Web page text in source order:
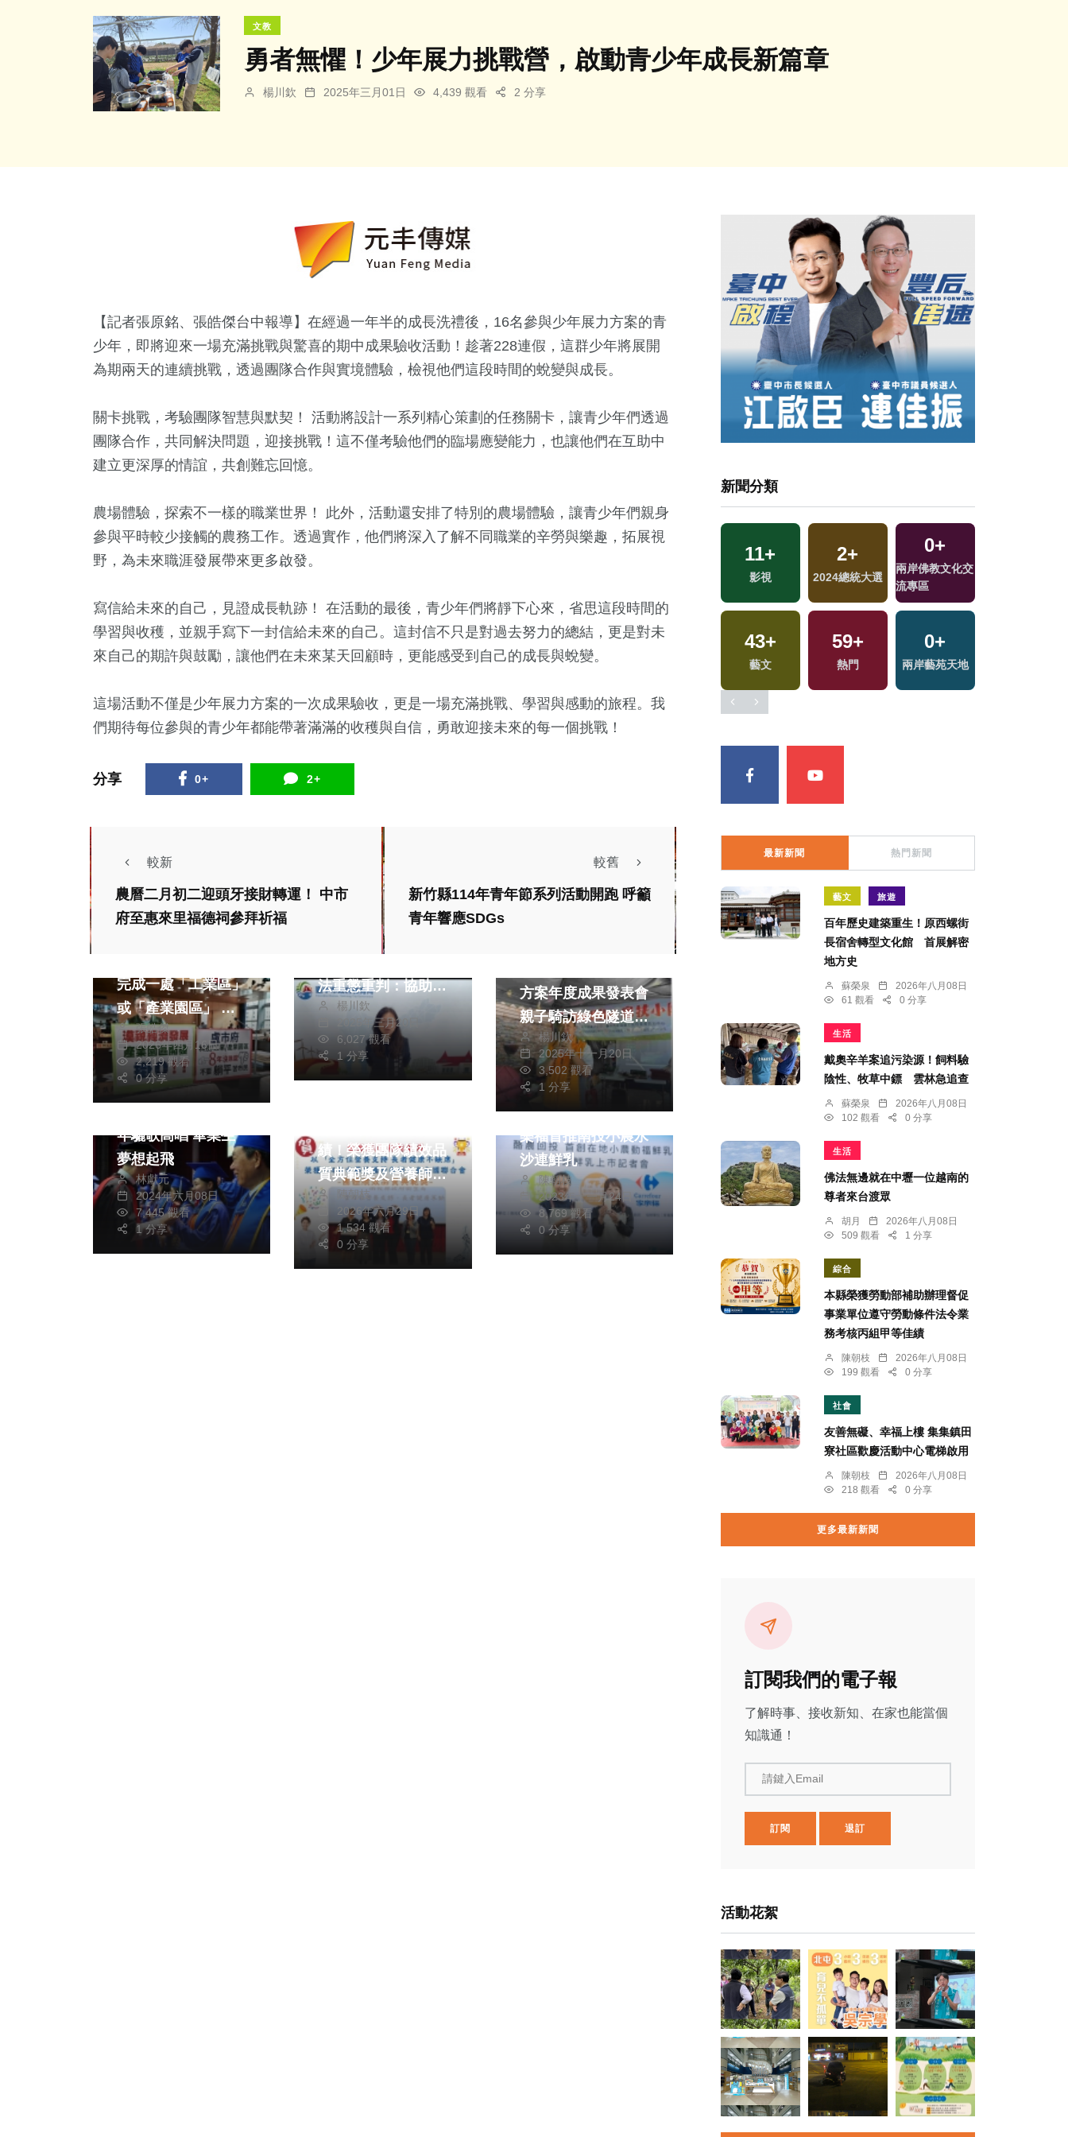
文教
勇者無懼！少年展力挑戰營，啟動青少年成長新篇章
楊川欽 2025年三月01日 4,439 觀看 2 分享
【記者張原銘、張皓傑台中報導】在經過一年半的成長洗禮後，16名參與少年展力方案的青
少年，即將迎來一場充滿挑戰與驚喜的期中成果驗收活動！趁著228連假，這群少年將展開
為期兩天的連續挑戰，透過團隊合作與實境體驗，檢視他們這段時間的蛻變與成長。
關卡挑戰，考驗團隊智慧與默契！ 活動將設計一系列精心策劃的任務關卡，讓青少年們透過
團隊合作，共同解決問題，迎接挑戰！這不僅考驗他們的臨場應變能力，也讓他們在互助中
建立更深厚的情誼，共創難忘回憶。
農場體驗，探索不一樣的職業世界！ 此外，活動還安排了特別的農場體驗，讓青少年們親身
參與平時較少接觸的農務工作。透過實作，他們將深入了解不同職業的辛勞與樂趣，拓展視
野，為未來職涯發展帶來更多啟發。
寫信給未來的自己，見證成長軌跡！ 在活動的最後，青少年們將靜下心來，省思這段時間的
學習與收穫，並親手寫下一封信給未來的自己。這封信不只是對過去努力的總結，更是對未
來自己的期許與鼓勵，讓他們在未來某天回顧時，更能感受到自己的成長與蛻變。
這場活動不僅是少年展力方案的一次成果驗收，更是一場充滿挑戰、學習與感動的旅程。我
們期待每位參與的青少年都能帶著滿滿的收穫與自信，勇敢迎接未來的每一個挑戰！
分享 0+ 2+
較新
農曆二月初二迎頭牙接財轉運！ 中市
府至惠來里福德祠參拜祈福
較舊
新竹縣114年青年節系列活動開跑 呼籲
青年響應SDGs
完成一處「工業區」
或「產業園區」 民
進黨台中市議員李天
生呼籲不要「躺平」
苦了市民
張皓傑
2026年四月16日
2,219 觀看
0 分享
政治
司法放大鏡
中檢起訴棒球教練涉
法重懲重判：協助受
害者求償及國賠 學
校6失職人員各申誡
一次
楊川欽
2025年三月20日
6,027 觀看
1 分享
方案年度成果發表會
親子騎訪綠色隧道共
享成長喜悅
楊川欽
2025年十一月20日
3,502 觀看
1 分享
文教
年驪歌高唱 畢業生
夢想起飛
林獻元
2024年六月08日
7,445 觀看
1 分享
績！榮獲團隊績效品
質典範獎及營養師專
業貢獻獎
陳朝枝
2026年六月29日
1,534 觀看
0 分享
生活 健康及醫療
綜合
好山好水好乳源 家
樂福首推南投小農水
沙連鮮乳
陳朝枝
2023年十一月24日
8,769 觀看
0 分享
新聞分類
+
兩岸道教文化交
1+
+
福建林公信俗文
3+
司法放大鏡
2+
188+
政治
28 +
運動
11+
影視
2+
2024總統大選
0+
兩岸佛教文化交
流專區
43+
藝文
59+
熱門
0+
兩岸藝苑天地
最新新聞 熱門新聞
藝文 旅遊
百年歷史建築重生！原西螺街
長宿舍轉型文化館 首展解密
地方史
蘇榮泉
2026年八月08日
61 觀看
0 分享
生活
戴奧辛羊案追污染源！飼料驗
陰性、牧草中鏢 雲林急追查
蘇榮泉
2026年八月08日
102 觀看
0 分享
生活
佛法無邊就在中壢一位越南的
尊者來台渡眾
胡月
2026年八月08日
509 觀看
1 分享
綜合
本縣榮獲勞動部補助辦理督促
事業單位遵守勞動條件法令業
務考核丙組甲等佳績
陳朝枝
2026年八月08日
199 觀看
0 分享
社會
友善無礙、幸福上樓 集集鎮田
寮社區歡慶活動中心電梯啟用
陳朝枝
2026年八月08日
218 觀看
0 分享
更多最新新聞
訂閱我們的電子報
了解時事、接收新知、在家也能當個
知識通！
請鍵入Email
訂閱 退訂
活動花絮